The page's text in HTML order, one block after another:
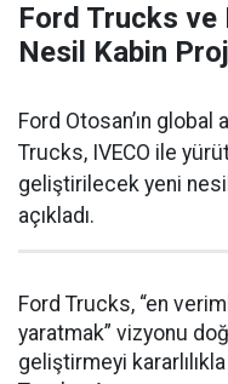
Ford Trucks ve
Nesil Kabin
Ford Otosan’ın global
Trucks, IVECO ile
geliştirilecek yeni nesil
açıkladı.
Ford Trucks, “en
yaratmak” vizyonu
geliştirmeyi